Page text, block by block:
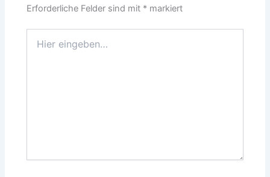
Erforderliche Felder sind mit * markiert
eingeben…